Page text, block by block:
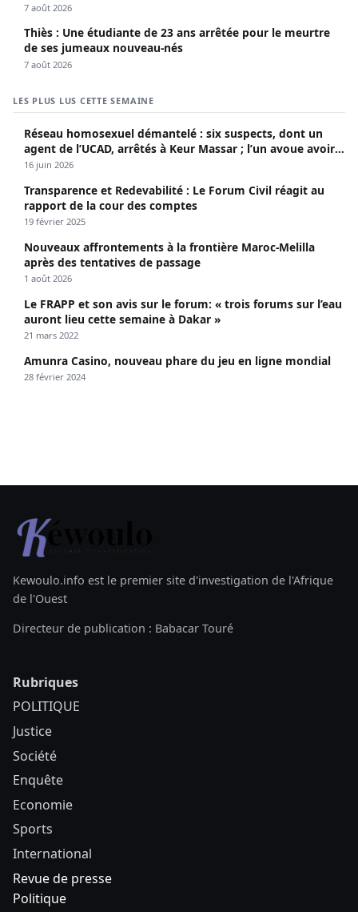
7 août 2026
Thiès : Une étudiante de 23 ans arrêtée pour le meurtre
de ses jumeaux nouveau-nés
7 août 2026
LES PLUS LUS CETTE SEMAINE
Réseau homosexuel démantelé : six suspects, dont un
agent de l’UCAD, arrêtés à Keur Massar ; l’un avoue avoir
propagé le VIH depuis 2018
16 juin 2026
Transparence et Redevabilité : Le Forum Civil réagit au
rapport de la cour des comptes
19 février 2025
Nouveaux affrontements à la frontière Maroc-Melilla
après des tentatives de passage
1 août 2026
Le FRAPP et son avis sur le forum: « trois forums sur l’eau
auront lieu cette semaine à Dakar »
21 mars 2022
Amunra Casino, nouveau phare du jeu en ligne mondial
28 février 2024
Kewoulo.info est le premier site d'investigation de l'Afrique
de l'Ouest
Directeur de publication : Babacar Touré
Rubriques
POLITIQUE
Justice
Société
Enquête
Economie
Sports
International
Revue de presse
Politique